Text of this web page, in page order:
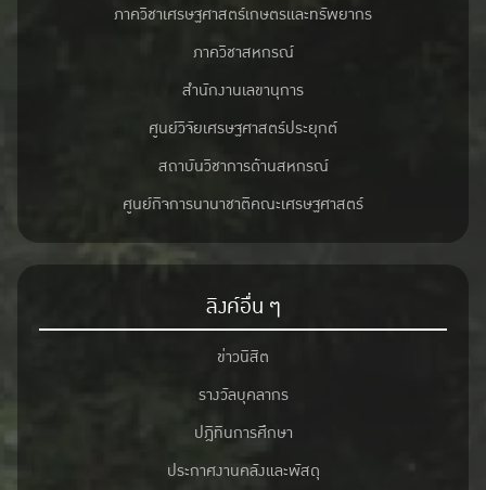
ภาควิชาเศรษฐศาสตร์เกษตรและทรัพยากร
ภาควิชาสหกรณ์
สำนักงานเลขานุการ
ศูนย์วิจัยเศรษฐศาสตร์ประยุกต์
สถาบันวิชาการด้านสหกรณ์
ศูนย์กิจการนานาชาติคณะเศรษฐศาสตร์
ลิงค์อื่น ๆ
ข่าวนิสิต
รางวัลบุคลากร
ปฎิทินการศึกษา
ประกาศงานคลังและพัสดุ